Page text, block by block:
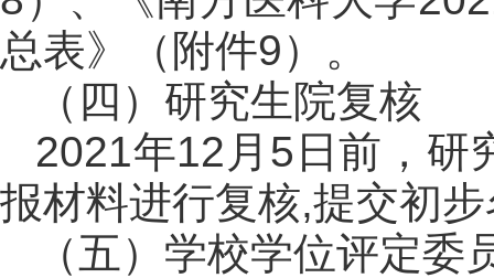
总表》（附件9）。
（四）研究生院复核
2021年12月5日前，研
报材料进行复核,提交初
（五）学校学位评定委